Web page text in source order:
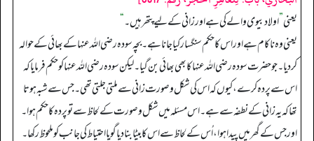
یعنی”اولاد بیوی والے کی ہے اور زانی کے لیے پتھر ہیں۔“
یعنی وہ ناکام ہے اور اس کا حکم سنگسار کیا جانا ہے۔ بچہ سودہ رضی اللہ عنہا کے بھائی کے حوالہ
کردیا۔ جو حضرت سودہ رضی اللہ عنہا کا بھی بھائی بن گیا۔ لیکن سودہ رضی اللہ عنہا کو حکم فرمایا کہ
اس سے پردہ کرے، کیوں کہ اس کی شکل و صورت زانی سے ملتی جلتی تھی۔ جس سے شبہ ہوتا
تھا کہ یہ زانی کے نطفہ سے ہے۔ اس مسئلہ میں شکل و صورت کے لحاظ سے تو پردہ کا حکم ہوا۔
اور جس کے گھر میں پیدا ہوا، اُس کے لحاظ سے اس کا بیٹا بنا دیا گویا احتیاط کی جانب کو ملحوظ رکھا۔